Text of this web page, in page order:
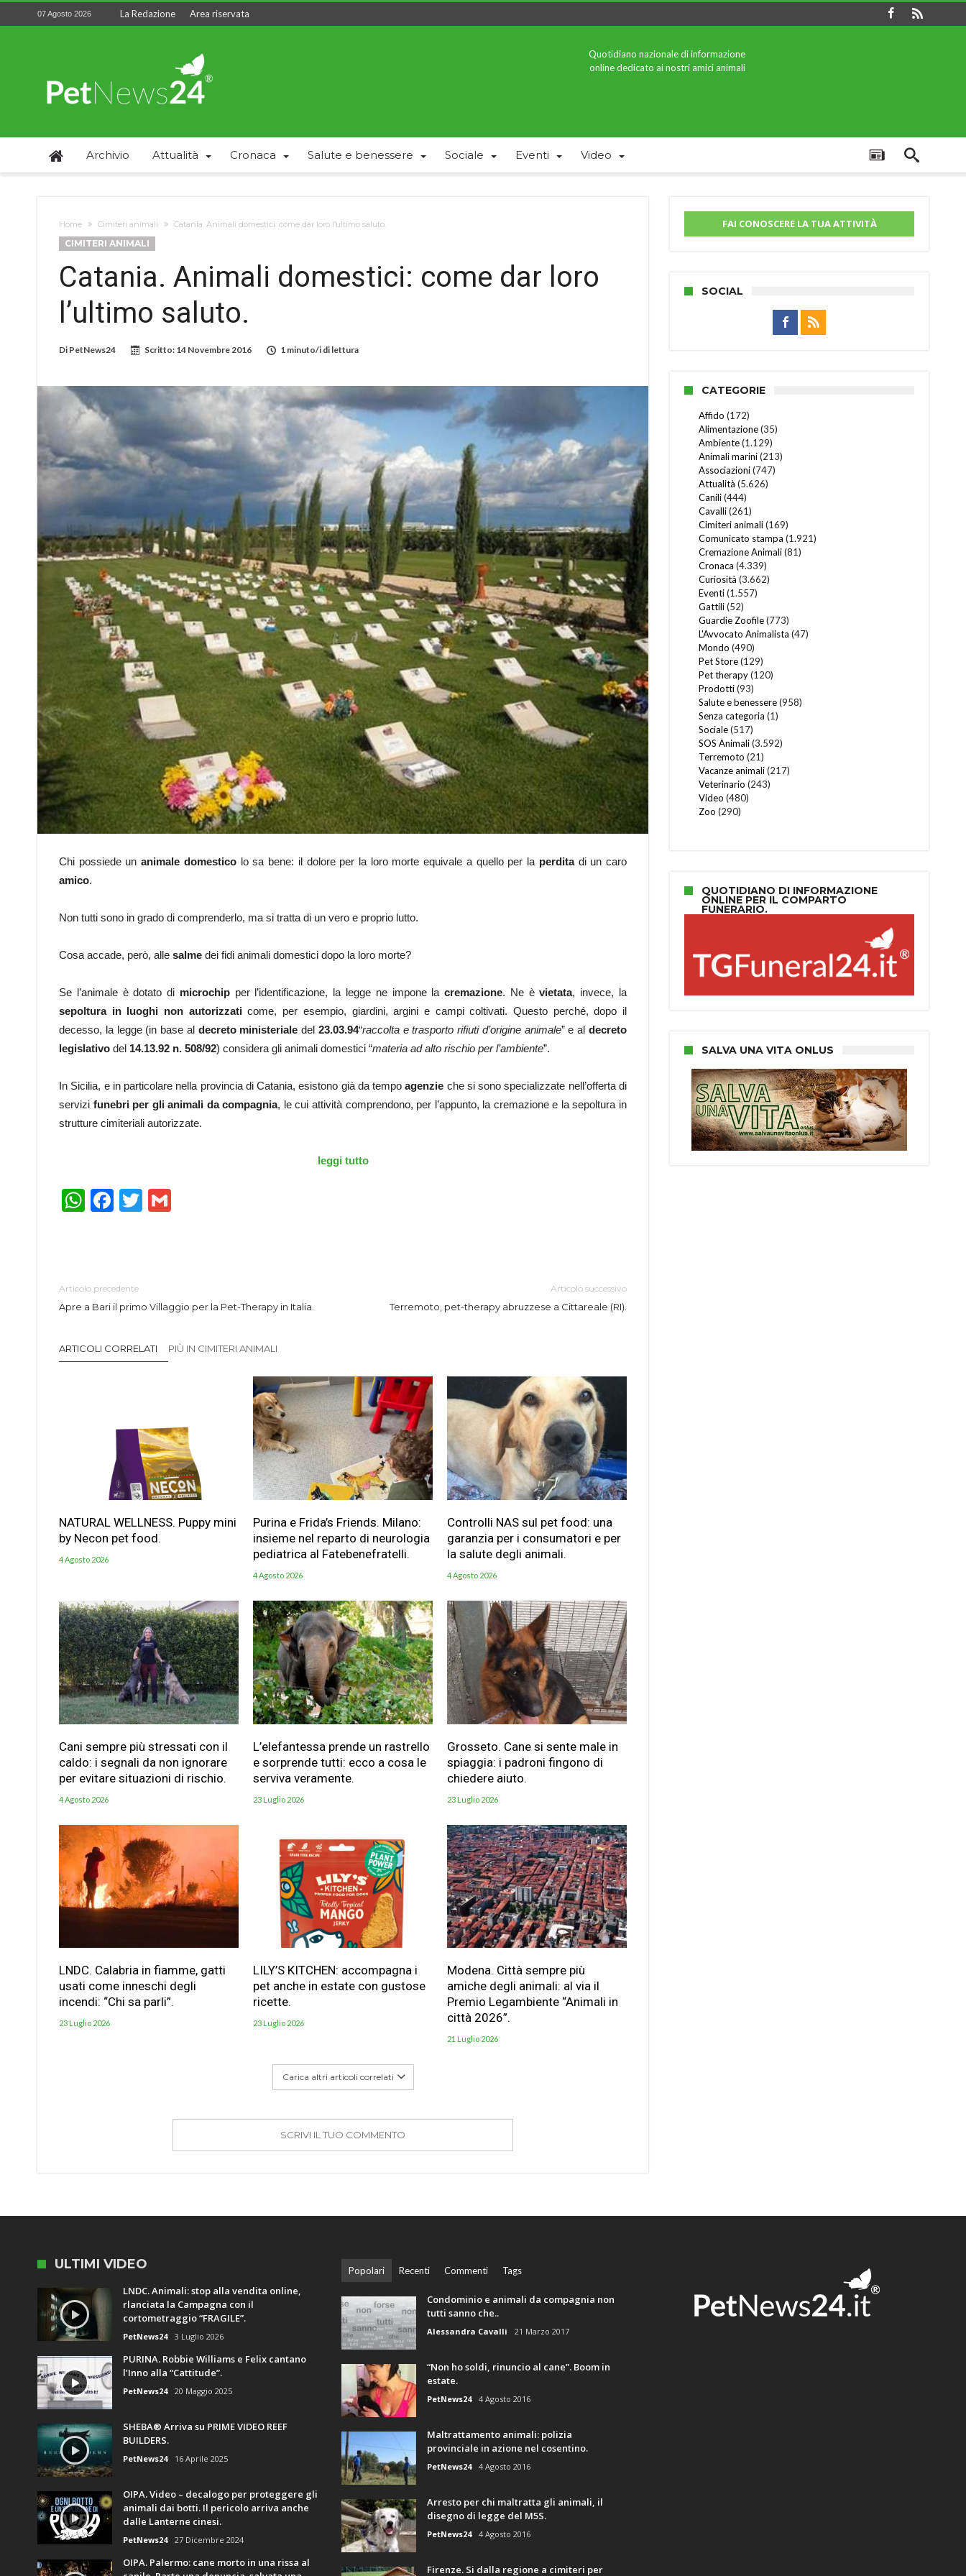
07 Agosto 2026 La Redazione Area riservata
Quotidiano nazionale di informazione
online dedicato ai nostri amici animali
Archivio Attualità Cronaca Salute e benessere Sociale Eventi Video
Home Cimiteri animali Catania. Animali domestici: come dar loro l’ultimo saluto.
CIMITERI ANIMALI
Catania. Animali domestici: come dar loro
l’ultimo saluto.
Di PetNews24 Scritto: 14 Novembre 2016 1 minuto/i di lettura
Chi possiede unanimale domesticolo sa bene: il dolore per la loro morte equivale a quello per la perditadi un caro
amico.
Non tutti sono in grado di comprenderlo, ma si tratta di un vero e proprio lutto.
Cosa accade, però, alle salme dei fidi animali domestici dopo la loro morte?
Se l’animale è dotato di microchipper l’identificazione, la legge ne impone lacremazione. Ne èvietata, invece, la
sepoltura in luoghi non autorizzaticome, per esempio, giardini, argini e campi coltivati. Questo perché, dopo il
decesso, la legge (in base al decreto ministeriale del 23.03.94“raccolta e trasporto rifiuti d’origine animale” e aldecreto
legislativo del 14.13.92 n. 508/92) considera gli animali domestici “materia ad alto rischio per l’ambiente”.
In Sicilia, e in particolare nella provincia di Catania, esistono già da tempoagenzie che si sono specializzate nell’offerta di
servizi funebri per gli animali da compagnia, le cui attività comprendono, per l’appunto, la cremazione e la sepoltura in
strutture cimiteriali autorizzate.
leggi tutto
WhatsApp
Facebook
Twitter
Articolo precedente
Apre a Bari il primo Villaggio per la Pet-Therapy in Italia.
Articolo successivo
Terremoto, pet-therapy abruzzese a Cittareale (RI).
ARTICOLI CORRELATI PIÙ IN CIMITERI ANIMALI
NATURAL WELLNESS. Puppy mini
by Necon pet food.
4 Agosto 2026
Purina e Frida’s Friends. Milano:
insieme nel reparto di neurologia
pediatrica al Fatebenefratelli.
4 Agosto 2026
Controlli NAS sul pet food: una
garanzia per i consumatori e per
la salute degli animali.
4 Agosto 2026
Cani sempre più stressati con il
caldo: i segnali da non ignorare
per evitare situazioni di rischio.
4 Agosto 2026
L’elefantessa prende un rastrello
e sorprende tutti: ecco a cosa le
serviva veramente.
23 Luglio 2026
Grosseto. Cane si sente male in
spiaggia: i padroni fingono di
chiedere aiuto.
23 Luglio 2026
LNDC. Calabria in fiamme, gatti
usati come inneschi degli
incendi: “Chi sa parli”.
23 Luglio 2026
LILY’S KITCHEN: accompagna i
pet anche in estate con gustose
ricette.
23 Luglio 2026
Modena. Città sempre più
amiche degli animali: al via il
Premio Legambiente “Animali in
città 2026”.
21 Luglio 2026
Carica altri articoli correlati
SCRIVI IL TUO COMMENTO
FAI CONOSCERE LA TUA ATTIVITÀ
SOCIAL
CATEGORIE
Affido (172)
Alimentazione(35)
Ambiente(1.129)
Animali marini(213)
Associazioni(747)
Attualità (5.626)
Canili(444)
Cavalli(261)
Cimiteri animali(169)
Comunicato stampa (1.921)
Cremazione Animali(81)
Cronaca (4.339)
Curiosità (3.662)
Eventi(1.557)
Gattili(52)
Guardie Zoofile(773)
L'Avvocato Animalista (47)
Mondo (490)
Pet Store(129)
Pet therapy(120)
Prodotti(93)
Salute e benessere(958)
Senza categoria (1)
Sociale(517)
SOS Animali(3.592)
Terremoto (21)
Vacanze animali(217)
Veterinario (243)
Video (480)
Zoo (290)
QUOTIDIANO DI INFORMAZIONE
ONLINE PER IL COMPARTO
FUNERARIO.
SALVA UNA VITA ONLUS
ULTIMI VIDEO
LNDC. Animali: stop alla vendita online,
rlanciata la Campagna con il
cortometraggio “FRAGILE”.
PetNews24 3 Luglio 2026
PURINA. Robbie Williams e Felix cantano
l’Inno alla “Cattitude”.
PetNews24 20 Maggio 2025
SHEBA® Arriva su PRIME VIDEO REEF
BUILDERS.
PetNews24 16 Aprile 2025
OIPA. Video – decalogo per proteggere gli
animali dai botti. Il pericolo arriva anche
dalle Lanterne cinesi.
PetNews24 27 Dicembre 2024
OIPA. Palermo: cane morto in una rissa al
Popolari Recenti Commenti Tags
Condominio e animali da compagnia non
tutti sanno che..
Alessandra Cavalli 21 Marzo 2017
“Non ho soldi, rinuncio al cane”. Boom in
estate.
PetNews24 4 Agosto 2016
Maltrattamento animali: polizia
provinciale in azione nel cosentino.
PetNews24 4 Agosto 2016
Arresto per chi maltratta gli animali, il
disegno di legge del M5S.
PetNews24 4 Agosto 2016
Firenze. Si dalla regione a cimiteri per